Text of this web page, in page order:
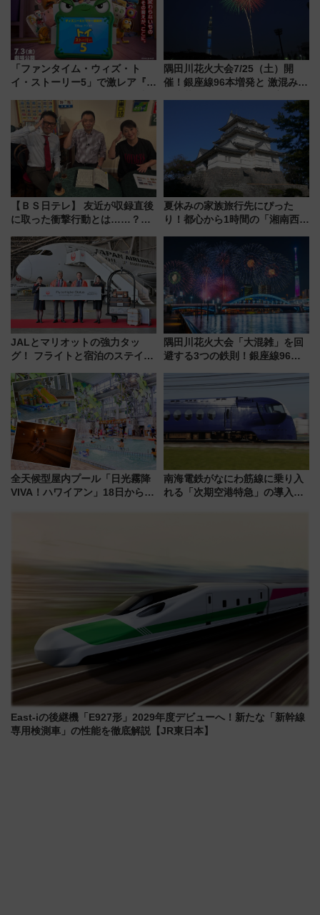
「ファンタイム・ウィズ・ト
イ・ストーリー5」で激レア『ロ
デコレーションも徹底解説
隅田川花火大会7/25（土）開
催！銀座線96本増発と 激混みの
アクセス攻略法、2万発の花火が
【ＢＳ日テレ】 友近が収録直後
に取った衝撃行動とは……？
で極上の夏祭り鉄道旅を放送
夏休みの家族旅行先にぴった
り！都心から1時間の「湘南西エ
島とは異なる魅力を持つ今夏の
注目スポット
JALとマリオットの強力タッ
グ！ フライトと宿泊のステイタ
上級会員資格を効率よく獲得す
る方法を解説
隅田川花火大会「大混雑」を回
避する3つの鉄則！銀座線96本
ツリー駅の規制まとめ 7/25開催
（2026年）
全天候型屋内プール「日光霧降
VIVA！ハワイアン」18日から営
南海電鉄がなにわ筋線に乗り入
れる「次期空港特急」の導入を
East-iの後継機「E927形」2029年度デビューへ！新たな「新幹線
専用検測車」の性能を徹底解説【JR東日本】